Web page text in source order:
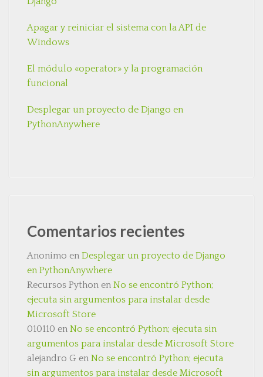
Apagar y reiniciar el sistema con la API de
Windows
El módulo «operator» y la programación
funcional
Desplegar un proyecto de Django en
PythonAnywhere
Comentarios recientes
Anonimo en Desplegar un proyecto de Django
en PythonAnywhere
Recursos Python en No se encontró Python;
ejecuta sin argumentos para instalar desde
Microsoft Store
010110 en No se encontró Python; ejecuta sin
argumentos para instalar desde Microsoft Store
alejandro G en No se encontró Python; ejecuta
sin argumentos para instalar desde Microsoft